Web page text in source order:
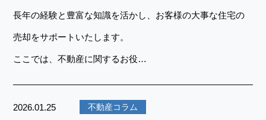
長年の経験と豊富な知識を活かし、お客様の大事な住宅の
売却をサポートいたします。
ここでは、不動産に関するお役…
2026.01.25 不動産コラム